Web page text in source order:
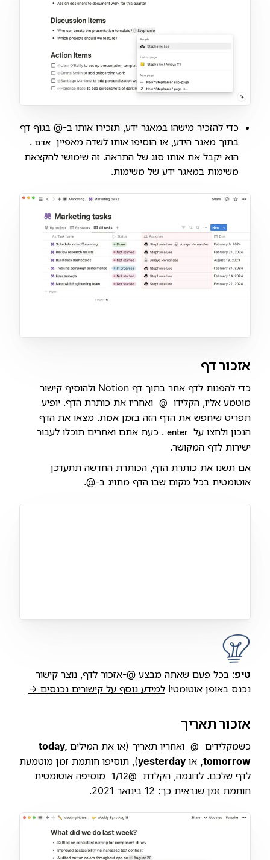
כדי להזכיר מישהו במאגר ידע, תזכירו אותו ב-@ בגוף דף
בתוך מאגר הידע, או הוסיפו אותו לשדה מאפיין אדם .
הוא יקבל את אותו סוג של התראה. זה שימושי להקצאת
משימות במאגר ידע של משימות.
אזכור דף
כדי להפנות לדף אחר בתוך דף Notion ולהוסיף קישור
מוטמע אליו, הקלידו
@ ואחריו את כותרת הדף. יופיע
תפריט שיחפש את הדף הזה בזמן אמת. מצאו את הדף
הנכון ולחצו על enter . כעת אתם ואחרים תוכלו לעבור
ישירות לדף המקושר.
אם תשנו את כותרת הדף, הכותרת החדשה תתעדכן
אוטומטית בכל מקום שבו הדף מתויג ב-@.
טיפ: בכל פעם שאתה מבצע @-אזכור לדף, נוצר קישור
נכנס באופן אוטומטי! למידע נוסף על קישורים נכנסים →
אזכור תאריך
כשמקלידים @ ואחריו תאריך (או את המילים today,
tomorrow, או yesterday), תוסיפו חותמת זמן מוטמעת
לדף שלכם. לדוגמה, הקלדת
@1/12
מוסיפה אוטומטית
חותמת זמן שנראית כך: 12 בינואר 2021.